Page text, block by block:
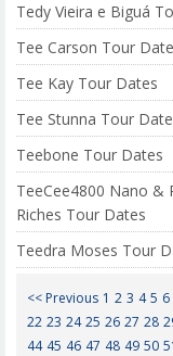
Tedy Vieira e Biguá
Tee Carson Tour
Tee Kay Tour Dates
Tee Stunna Tour
Teebone Tour Dates
TeeCee4800 Nano &
Riches Tour Dates
Teedra Moses Tour
<< Previous 1 2 3 4 5 6
22 23 24 25 26 27 28
44 45 46 47 48 49 50